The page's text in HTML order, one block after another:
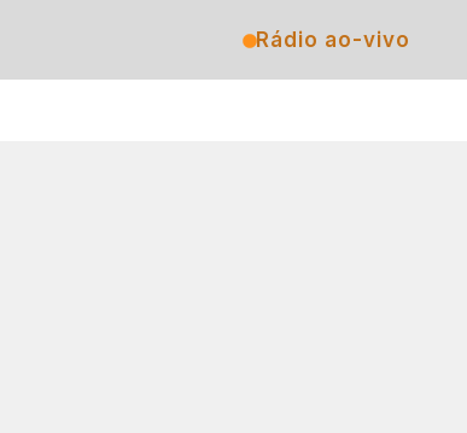
Rádio ao-vivo